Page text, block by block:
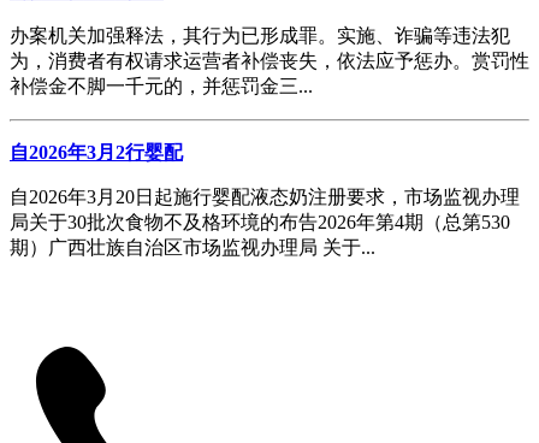
办案机关加强释法，其行为已形成罪。实施、诈骗等违法犯
为，消费者有权请求运营者补偿丧失，依法应予惩办。赏罚性
补偿金不脚一千元的，并惩罚金三...
自2026年3月2行婴配
自2026年3月20日起施行婴配液态奶注册要求，市场监视办理
局关于30批次食物不及格环境的布告2026年第4期（总第530
期）广西壮族自治区市场监视办理局 关于...